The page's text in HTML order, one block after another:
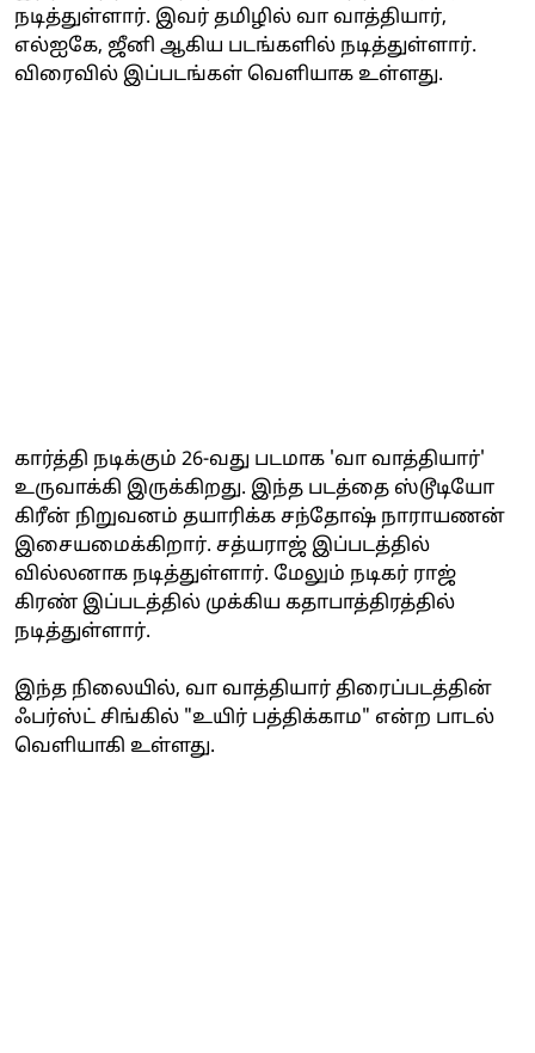
நடித்துள்ளார். இவர் தமிழில் வா வாத்தியார்,
எல்ஐகே, ஜீனி ஆகிய படங்களில் நடித்துள்ளார்.
விரைவில் இப்படங்கள் வெளியாக உள்ளது.
கார்த்தி நடிக்கும் 26-வது படமாக 'வா வாத்தியார்'
உருவாக்கி இருக்கிறது. இந்த படத்தை ஸ்டூடியோ
கிரீன் நிறுவனம் தயாரிக்க சந்தோஷ் நாராயணன்
இசையமைக்கிறார். சத்யராஜ் இப்படத்தில்
வில்லனாக நடித்துள்ளார். மேலும் நடிகர் ராஜ்
கிரண் இப்படத்தில் முக்கிய கதாபாத்திரத்தில்
நடித்துள்ளார்.
இந்த நிலையில், வா வாத்தியார் திரைப்படத்தின்
ஃபர்ஸ்ட் சிங்கில் "உயிர் பத்திக்காம" என்ற பாடல்
வெளியாகி உள்ளது.